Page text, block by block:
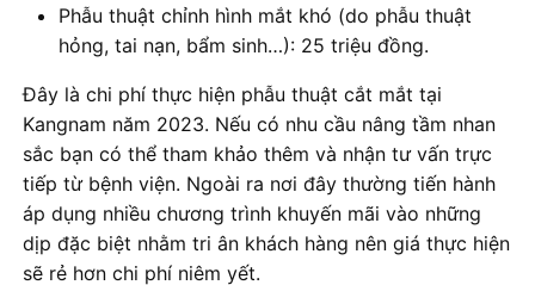
Phẫu thuật chỉnh hình mắt khó (do phẫu thuật
hỏng, tai nạn, bẩm sinh…): 25 triệu đồng.
Đây là chi phí thực hiện phẫu thuật cắt mắt tại
Kangnam năm 2023. Nếu có nhu cầu nâng tầm nhan
sắc bạn có thể tham khảo thêm và nhận tư vấn trực
tiếp từ bệnh viện. Ngoài ra nơi đây thường tiến hành
áp dụng nhiều chương trình khuyến mãi vào những
dịp đặc biệt nhằm tri ân khách hàng nên giá thực hiện
sẽ rẻ hơn chi phí niêm yết.